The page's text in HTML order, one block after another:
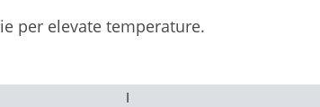
per elevate temperature.
I